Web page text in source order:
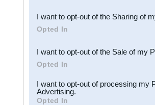
Downstream Participants
third parties.
I want to opt-out of the Sharing of
Opted In
I want to opt-out of the Sale of my
Opted In
I want to opt-out of processing my
Advertising.
Opted In